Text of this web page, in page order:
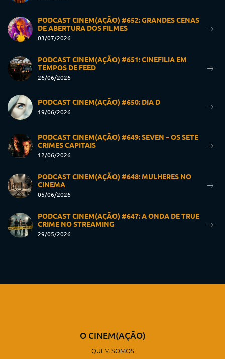
PODCAST CINEM(AÇÃO) #652: GRANDES CENAS
DE ABERTURA DOS FILMES
03/07/2026
PODCAST CINEM(AÇÃO) #651: CINEFILIA EM
TEMPOS DE FEED
26/06/2026
PODCAST CINEM(AÇÃO) #650: DIA D
19/06/2026
PODCAST CINEM(AÇÃO) #649: SEVEN – OS SETE
CRIMES CAPITAIS
12/06/2026
PODCAST CINEM(AÇÃO) #648: MULHERES NO
CINEMA
05/06/2026
PODCAST CINEM(AÇÃO) #647: A ONDA DE TRUE
CRIME NO STREAMING
29/05/2026
O CINEM(AÇÃO)
QUEM SOMOS